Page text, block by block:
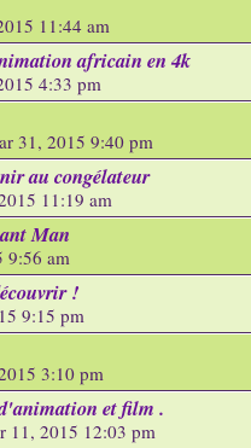
11:44 am
africain en 4k
4:33 pm
31, 2015 9:40 pm
au congélateur
11:19 am
Man
9:56 am
!
9:15 pm
3:10 pm
et film .
11, 2015 12:03 pm